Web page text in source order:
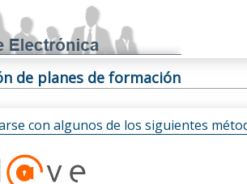
de planes de formación
con algunos de los siguientes